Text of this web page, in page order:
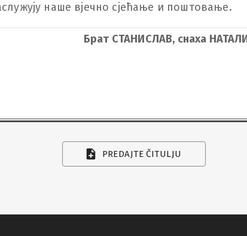
наше вјечно сјећање и поштовање.
Брат СТАНИСЛАВ, снаха
PREDAJTE ČITULJU